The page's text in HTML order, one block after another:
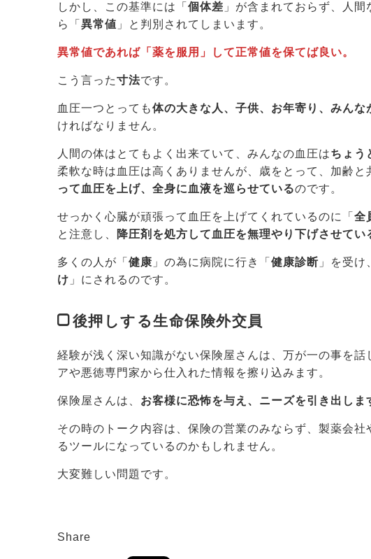
しかし、この基準には「 個体差 」が含まれておらず、人
ら「 異常値 」と判別されてしまいます。
異常値であれば「薬を服用」して正常値を保てば良い。
こう言った寸法です。
血圧一つとっても体の大きな人、子供、お年寄り、みんな
ければなりません。
人間の体はとてもよく出来ていて、みんなの血圧はちょう
柔軟な時は血圧は高くありませんが、歳をとって、加齢
って血圧を上げ、全身に血液を巡らせているのです。
せっかく心臓が頑張って血圧を上げてくれているのに「 全
と注意し、
降圧剤を処方して血圧を無理やり下げさせてい
多くの人が「 健康 」の為に病院に行き「 健康診断 」を受
け 」にされるのです。
後押しする生命保険外交員
経験が浅く深い知識がない保険屋さんは、万が一の事を
アや悪徳専門家から仕入れた情報を擦り込みます。
保険屋さんは、 お客様に恐怖を与え、ニーズを引き出しま
その時のトーク内容は、保険の営業のみならず、製薬会
るツールになっているのかもしれません。
大変難しい問題です。
Share